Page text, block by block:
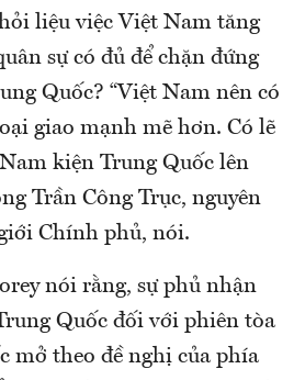
liệu việc Việt Nam tăng
sự có đủ để chặn đứng
Quốc? “Việt Nam nên có
giao mạnh mẽ hơn. Có lẽ
kiện Trung Quốc lên
Trần Công Trục, nguyên
Chính phủ, nói.
nói rằng, sự phủ nhận
Quốc đối với phiên tòa
mở theo đề nghị của phía